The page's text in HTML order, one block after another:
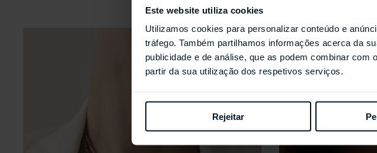
Este website utiliza cookies
Utilizamos cookies para personalizar conteúdo e
tráfego. Também partilhamos informações acerca da
publicidade e de análise, que as podem combinar
partir da sua utilização dos respetivos serviços.
Rejeitar